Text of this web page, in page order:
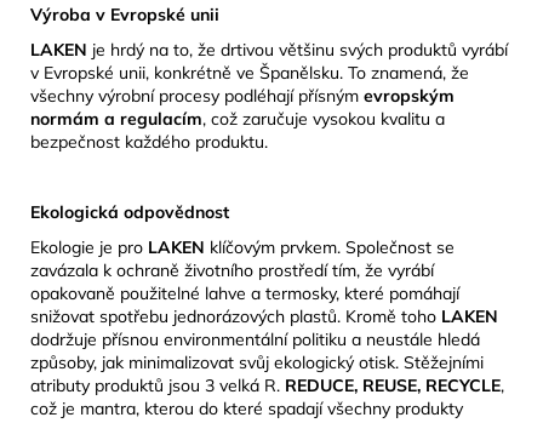
Výroba v Evropské unii
LAKEN je hrdý na to, že drtivou většinu svých produktů vyrábí
v Evropské unii, konkrétně ve Španělsku. To znamená, že
všechny výrobní procesy podléhají přísným evropským
normám a regulacím, což zaručuje vysokou kvalitu a
bezpečnost každého produktu.
Ekologická odpovědnost
Ekologie je pro LAKEN klíčovým prvkem. Společnost se
zavázala k ochraně životního prostředí tím, že vyrábí
opakovaně použitelné lahve a termosky, které pomáhají
snižovat spotřebu jednorázových plastů. Kromě toho LAKEN
dodržuje přísnou environmentální politiku a neustále hledá
způsoby, jak minimalizovat svůj ekologický otisk. ​Stěžejními
atributy produktů jsou 3 velká R. REDUCE, REUSE, RECYCLE,
což je mantra, kterou do které spadají všechny produkty